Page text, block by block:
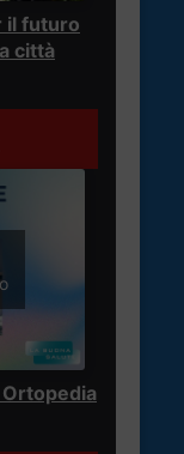
il futuro
città